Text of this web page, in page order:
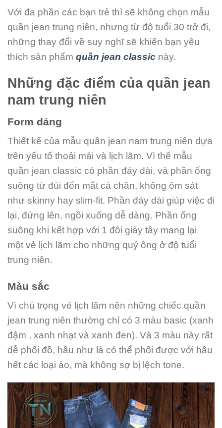
Với đa phần các bạn trẻ thì sẽ không chọn mẫu
quần jean trung niên, nhưng từ độ tuổi 30 trở đi,
những thay đổi về suy nghĩ sẽ khiến bạn yêu
thích sản phẩm quần jean classic này.
Những đặc điểm của quần jean
nam trung niên
Form dáng
Thiết kế của mẫu quần jean nam trung niên dựa
trên yếu tố thoải mái và lịch lãm. Vì thế mẫu
quần jean classic có phần đáy dài, và phần ống
suông từ đùi đến mắt cá chân, không ôm sát
như skinny hay slim-fit. Phần đáy dài giúp việc đi
lại, đứng lên, ngồi xuống dễ dàng. Phần ống
suông khi kết hợp với 1 đôi giày tây mang lại
một vẻ lịch lãm cho những quý ông ở độ tuổi
trung niên.
Màu sắc
Vì chú trọng vẻ lịch lãm nên những chiếc quần
jean trung niên thường chỉ có 3 màu basic (xanh
đậm , xanh nhạt và xanh đen). Và 3 màu này rất
dễ phối đồ, hầu như là có thể phối được với hầu
hết các loại áo, mà không sợ bị lệch tone.